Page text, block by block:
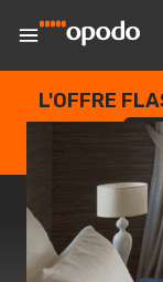
L'OFFRE
--
JOURS